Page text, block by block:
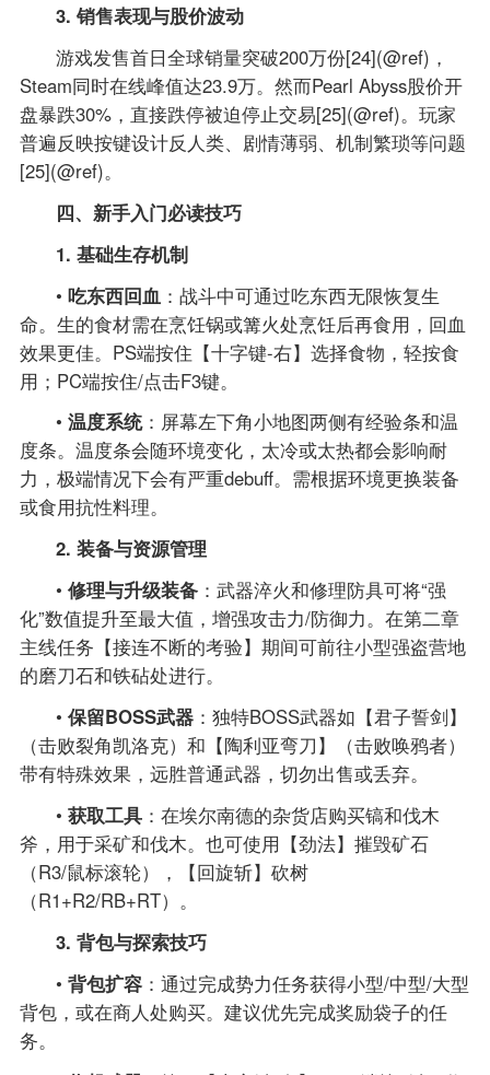
3. 销售表现与股价波动
游戏发售首日全球销量突破200万份[24](@ref)，
Steam同时在线峰值达23.9万。然而Pearl Abyss股价开
盘暴跌30%，直接跌停被迫停止交易[25](@ref)。玩家
普遍反映按键设计反人类、剧情薄弱、机制繁琐等问题
[25](@ref)。
四、新手入门必读技巧
1. 基础生存机制
•吃东西回血 ：战斗中可通过吃东西无限恢复生
命。生的食材需在烹饪锅或篝火处烹饪后再食用，回血
效果更佳。PS端按住【十字键-右】选择食物，轻按食
用；PC端按住/点击F3键。
•温度系统：屏幕左下角小地图两侧有经验条和温
度条。温度条会随环境变化，太冷或太热都会影响耐
力，极端情况下会有严重debuff。需根据环境更换装备
或食用抗性料理。
2. 装备与资源管理
•修理与升级装备 ：武器淬火和修理防具可将“强
化”数值提升至最大值，增强攻击力/防御力。在第二章
主线任务【接连不断的考验】期间可前往小型强盗营地
的磨刀石和铁砧处进行。
•保留BOSS武器 ：独特BOSS武器如【君子誓剑】
（击败裂角凯洛克）和【陶利亚弯刀】（击败唤鸦者）
带有特殊效果，远胜普通武器，切勿出售或丢弃。
•获取工具 ：在埃尔南德的杂货店购买镐和伐木
斧，用于采矿和伐木。也可使用【劲法】摧毁矿石
（R3/鼠标滚轮），【回旋斩】砍树
（R1+R2/RB+RT）。
3. 背包与探索技巧
•背包扩容 ：通过完成势力任务获得小型/中型/大型
背包，或在商人处购买。建议优先完成奖励袋子的任
务。